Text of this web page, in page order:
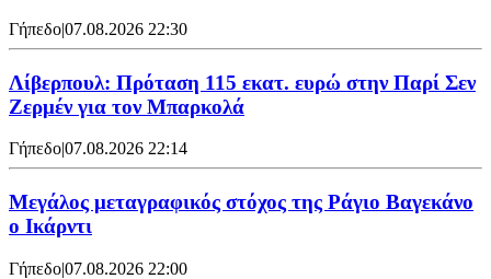
Γήπεδο|07.08.2026 22:30
Λίβερπουλ: Πρόταση 115 εκατ. ευρώ στην Παρί Σεν
Ζερμέν για τον Μπαρκολά
Γήπεδο|07.08.2026 22:14
Μεγάλος μεταγραφικός στόχος της Ράγιο Βαγεκάνο
ο Ικάρντι
Γήπεδο|07.08.2026 22:00